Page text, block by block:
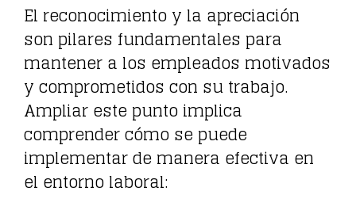
El reconocimiento y la apreciación
son pilares fundamentales para
mantener a los empleados motivados
y comprometidos con su trabajo.
Ampliar este punto implica
comprender cómo se puede
implementar de manera efectiva en
el entorno laboral: